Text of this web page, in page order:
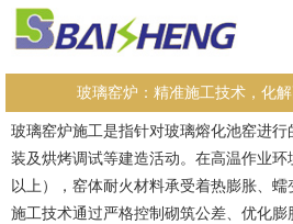
玻璃窑炉：精准施工技术，化
玻璃窑炉施工是指针对玻璃熔化池窑进
装及烘烤调试等建造活动。在高温作业
以上），窑体耐火材料承受着热膨胀、
施工技术通过严格控制砌筑公差、优化